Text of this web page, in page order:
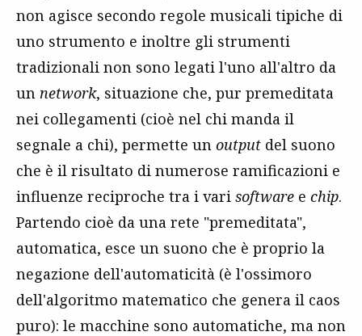
non agisce secondo regole musicali tipiche di
uno strumento e inoltre gli strumenti
tradizionali non sono legati l'uno all'altro da
un network, situazione che, pur premeditata
nei collegamenti (cioè nel chi manda il
segnale a chi), permette un output del suono
che è il risultato di numerose ramificazioni e
influenze reciproche tra i vari software e chip.
Partendo cioè da una rete "premeditata",
automatica, esce un suono che è proprio la
negazione dell'automaticità (è l'ossimoro
dell'algoritmo matematico che genera il caos
puro): le macchine sono automatiche, ma non